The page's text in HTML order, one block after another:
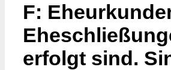
F:
erfolgt sind.